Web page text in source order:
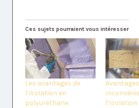
Ces sujets pourraient vous intéresser
Les avantages de
l’isolation en
polyuréthane
l’isolation